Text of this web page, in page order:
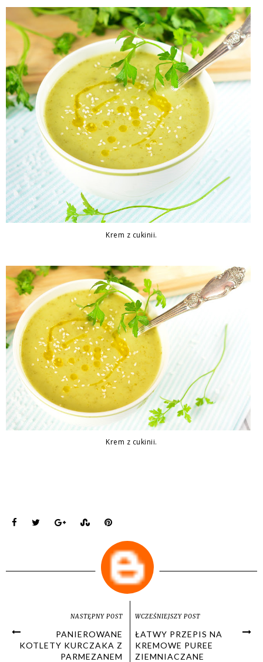
Krem z cukinii.
Krem z cukinii.
NASTĘPNY POST
PANIEROWANE
KOTLETY KURCZAKA Z
PARMEZANEM
WCZEŚNIEJSZY POST
ŁATWY PRZEPIS NA
KREMOWE PUREE
ZIEMNIACZANE